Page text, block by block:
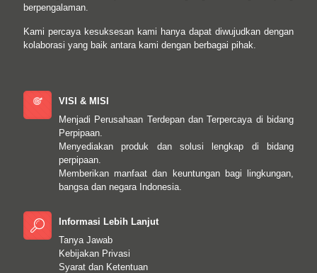
berpengalaman.
Kami percaya kesuksesan kami hanya dapat diwujudkan dengan
kolaborasi yang baik antara kami dengan berbagai pihak.
VISI & MISI
Menjadi Perusahaan Terdepan dan Terpercaya di bidang
Perpipaan.
Menyediakan produk dan solusi lengkap di bidang
perpipaan.
Memberikan manfaat dan keuntungan bagi lingkungan,
bangsa dan negara Indonesia.
Informasi Lebih Lanjut
Tanya Jawab
Kebijakan Privasi
Syarat dan Ketentuan